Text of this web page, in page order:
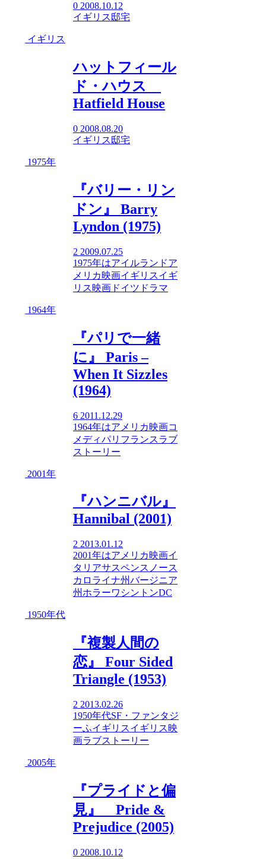
0 2008.10.12
イギリス邸宅
イギリス
ハットフィール
ド・ハウス
Hatfield House
0 2008.08.20
イギリス邸宅
1975年
『バリー・リン
ドン』 Barry
Lyndon (1975)
2 2009.07.25
1975年はアイルランドア
メリカ映画イギリスイギ
リス映画 ドイツ ドラマ
1964年
『パリで一緒
に』 Paris –
When It Sizzles
(1964)
6 2011.12.29
1964年はアメリカ映画コ
メディパリ フランスラブ
ストーリー
2001年
『ハンニバル』
Hannibal (2001)
2 2013.01.12
2001年はアメリカ映画イ
タリアサスペンス ノース
カロライナ州バージニア
州 ホラーワシントンDC
1950年代
『複製人間の
恋』 Four Sided
Triangle (1953)
2 2013.02.26
1950年代SF・ファンタジ
ーふイギリスイギリス映
画ラブストーリー
2005年
『プライドと偏
見』 Pride &
Prejudice (2005)
0 2008.10.12